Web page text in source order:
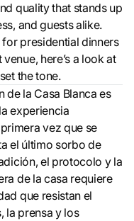
quality that stands up
and guests alike.
presidential dinners
here’s a look at
the tone.
de la Casa Blanca es
experiencia
vez que se
el último sorbo de
el protocolo y la
de la casa requiere
que resistan el
la prensa y los